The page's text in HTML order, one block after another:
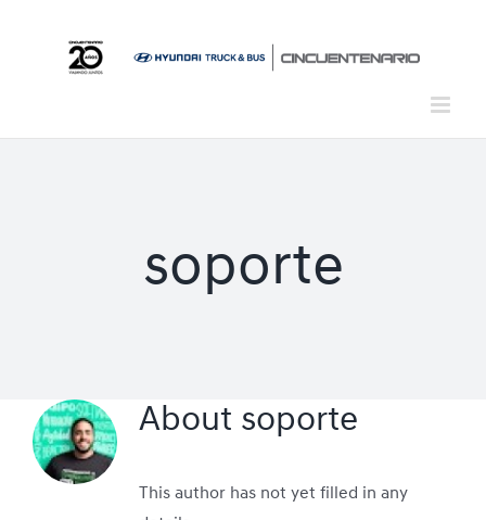
soporte
About soporte
This author has not yet filled in any